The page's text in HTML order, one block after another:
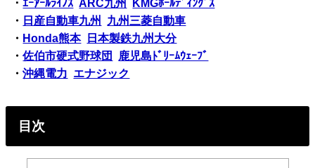
・ｴｰｱｰﾙﾗｲﾉｽ ARC九州
KMGﾎｰﾙﾃﾞｨﾝｸﾞｽ
・ 日産自動車九州
九州三菱自動車
・ Honda熊本
日本製鉄九州大分
・佐伯市硬式野球団
鹿児島ﾄﾞﾘｰﾑｳｪｰﾌﾞ
・沖縄電力 エナジック
目次